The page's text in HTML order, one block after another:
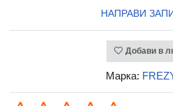
НАПРАВИ
Добави в
Марка: